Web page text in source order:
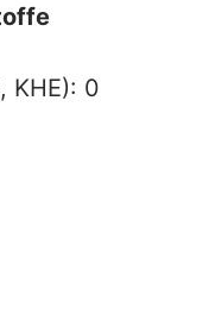
KHE): 0